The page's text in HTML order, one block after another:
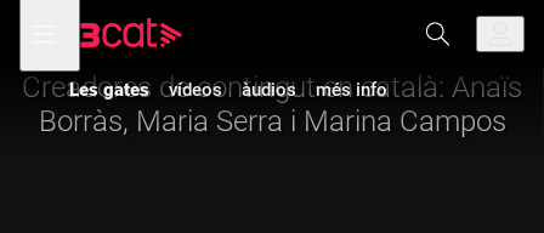
navegació
principal
menú
de
Les gates vídeos àudios més info
Creadores de contingut en català: Anaïs
Borràs, Maria Serra i Marina Campos